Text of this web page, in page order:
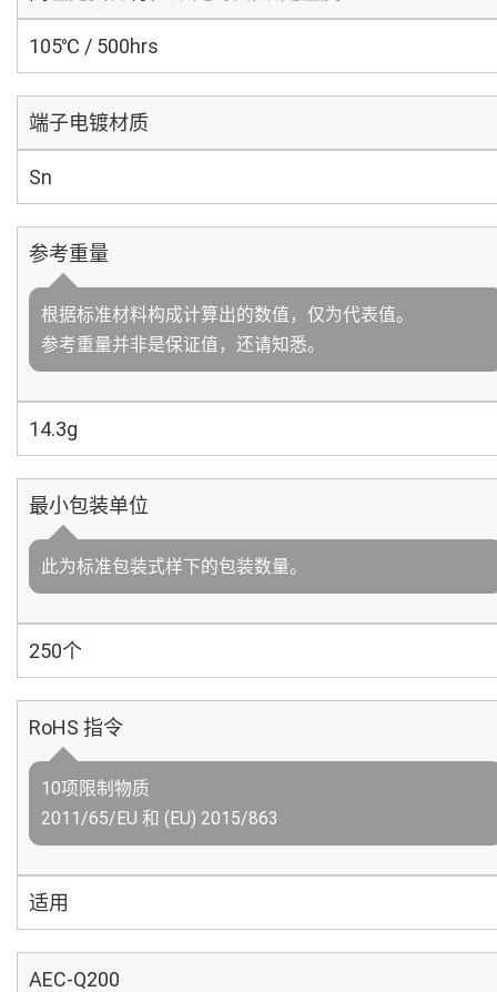
105℃ / 500hrs
端子电镀材质
Sn
参考重量
根据标准材料构成计算出的数值，仅为代表值。
参考重量并非是保证值，还请知悉。
14.3g
最小包装单位
此为标准包装式样下的包装数量。
250个
RoHS 指令
10项限制物质
2011/65/EU 和 (EU) 2015/863
适用
AEC-Q200